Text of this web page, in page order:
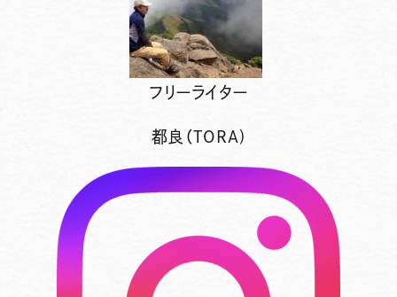
フリーライター
都良（TORA)